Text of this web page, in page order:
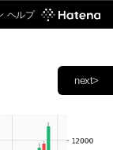
ヘルプ
next>